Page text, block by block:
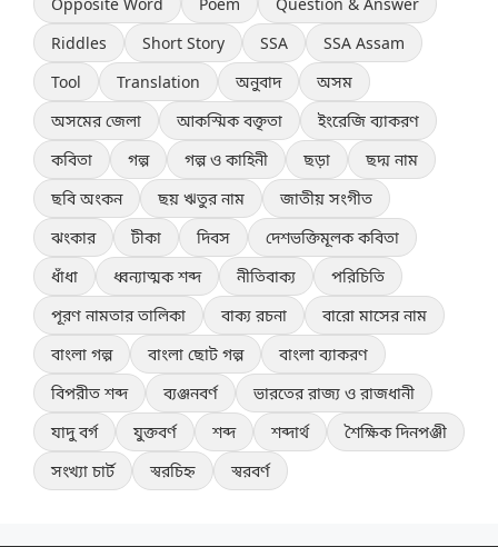
Riddles
Short Story SSA
SSA Assam
Tool
Translation অনুবাদ
অসম
অসমের জেলা
আকস্মিক বক্তৃতা
ইংরেজি ব্যাকরণ
কবিতা
গল্প গল্প ও কাহিনী ছড়া
ছদ্ম নাম
ছবি অংকন
ছয় ঋতুর নাম
জাতীয় সংগীত
ঝংকার
টীকা দিবস
দেশভক্তিমূলক কবিতা
ধাঁধা
ধ্বন্যাত্মক শব্দ নীতিবাক্য
পরিচিতি
পূরণ নামতার তালিকা
বাক্য রচনা
বারো মাসের নাম
বাংলা গল্প
বাংলা ছোট গল্প
বাংলা ব্যাকরণ
বিপরীত শব্দ
ব্যঞ্জনবর্ণ
ভারতের রাজ্য ও রাজধানী
যাদু বর্গ
যুক্তবর্ণ শব্দ শব্দার্থ
শৈক্ষিক দিনপঞ্জী
সংখ্যা চার্ট
স্বরচিহ্ন স্বরবর্ণ